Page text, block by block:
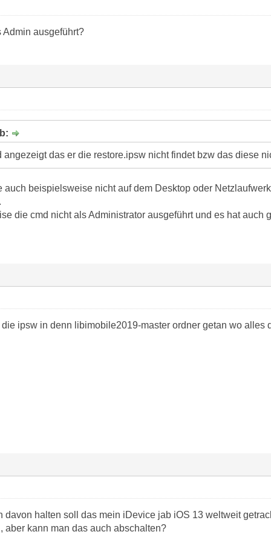
ausgeführt?
angezeigt das er die restore.ipsw nicht findet bzw das diese
auch beispielsweise nicht auf dem Desktop oder
die cmd nicht als Administrator ausgeführt und es hat auch
ipsw in denn libimobile2019-master ordner getan wo alles
davon halten soll das mein iDevice jab iOS 13 weltweit
aber kann man das auch abschalten?